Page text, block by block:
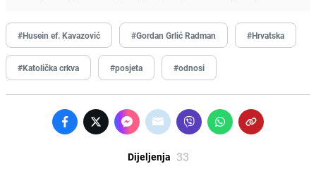
#Husein ef. Kavazović #Gordan Grlić Radman #Hrvatska
#Katolička crkva #posjeta #odnosi
Dijeljenja 33